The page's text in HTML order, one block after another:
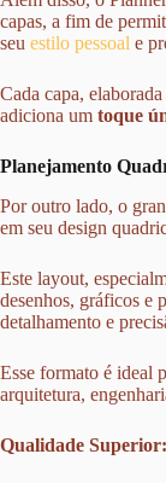
capas, a fim de
seu estilo pessoal e
Cada capa,
adiciona um toque
Planejamento
Por outro lado, o
em seu design
Este layout,
desenhos, gráficos e
detalhamento e
Esse formato é ideal
arquitetura,
Qualidade